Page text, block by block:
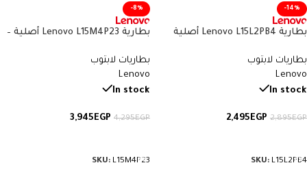
-14%
بطارية Lenovo L15L2PB4 أصلية
واط/ساعة
بطاريات لابتوب
Lenovo
In stock
2,895EGP
2,495EGP
SKU: L15L2PB4
-8%
بطارية Lenovo L15M4P23 أصلية –
– سعة 78 واط/ساعة
بطاريات لابتوب
Lenovo
In stock
4,295EGP
3,945EGP
SKU: L15M4P23